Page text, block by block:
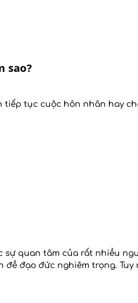
sao?
tiếp tục cuộc hôn nhân hay
quan tâm của rất nhiều
đề đạo đức nghiêm trọng.